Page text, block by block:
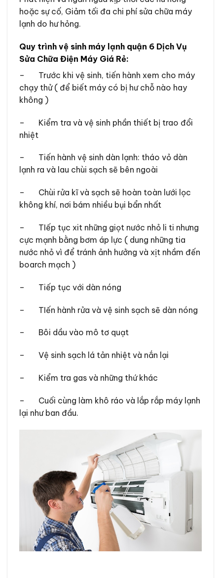
hoặc sự cố, Giảm tối đa chi phí sửa chữa máy
lạnh do hư hỏng.
Quy trình vệ sinh máy lạnh quận 6 Dịch Vụ
Sửa Chữa Điện Máy Giá Rẻ:
– Trước khi vệ sinh, tiến hành xem cho máy
chạy thử ( để biết máy có bị hư chỗ nào hay
không )
– Kiểm tra và vệ sinh phần thiết bị trao đổi
nhiệt
– Tiến hành vệ sinh dàn lạnh: tháo vỏ dàn
lạnh ra và lau chùi sạch sẽ bên ngoài
– Chùi rửa kĩ và sạch sẽ hoàn toàn lưới lọc
không khí, nơi bám nhiều bụi bẩn nhất
– TIếp tục xit những giọt nước nhỏ li ti nhưng
cực mạnh bằng bơm áp lực ( dung những tia
nước nhỏ vì để tránh ảnh hưởng và xịt nhầm đến
boarch mạch )
– Tiếp tục với dàn nóng
– TIến hành rửa và vệ sinh sạch sẽ dàn nóng
– Bôi dầu vào mô tơ quạt
– Vệ sinh sạch lá tản nhiệt và nắn lại
– Kiểm tra gas và những thứ khác
– Cuối cùng làm khô ráo và lắp rắp máy lạnh
lại như ban đầu.